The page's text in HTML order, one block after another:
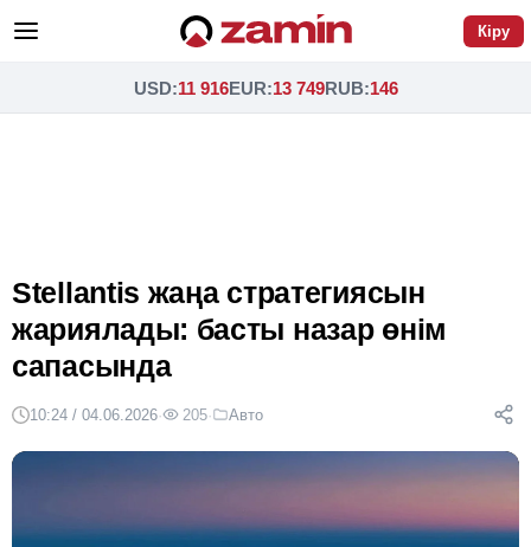
Кіру
USD:11 916EUR:13 749RUB:146
Stellantis жаңа стратегиясын
жариялады: басты назар өнім
сапасында
10:24 / 04.06.2026· 205· Авто